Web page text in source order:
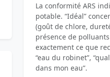
La conformité ARS
potable. “Idéal”
(goût de chlore,
présence de polluants
exactement ce que
“eau du robinet”,
dans mon eau”.